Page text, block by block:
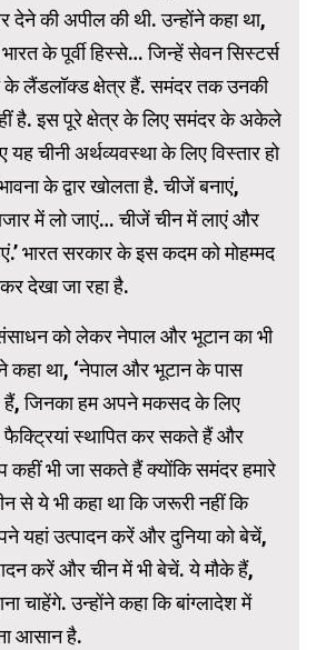
देने की अपील की थी. उन्होंने कहा था,
के पूर्वी हिस्से… जिन्हें सेवन सिस्टर्स
के लैंडलॉक्ड क्षेत्र हैं. समंदर तक उनकी
है. इस पूरे क्षेत्र के लिए समंदर के अकेले
चीनी अर्थव्यवस्था के लिए विस्तार हो
के द्वार खोलता है. चीजें बनाएं,
में लो जाएं… चीजें चीन में लाएं और
भारत सरकार के इस कदम को मोहम्मद
देखा जा रहा है.
को लेकर नेपाल और भूटान का भी
कहा था, ‘नेपाल और भूटान के पास
हैं, जिनका हम अपने मकसद के लिए
स्थापित कर सकते हैं और
कहीं भी जा सकते हैं क्योंकि समंदर हमारे
से ये भी कहा था कि जरूरी नहीं कि
यहां उत्पादन करें और दुनिया को बेचें,
करें और चीन में भी बेचें. ये मौके हैं,
चाहेंगे. उन्होंने कहा कि बांग्लादेश में
आसान है.